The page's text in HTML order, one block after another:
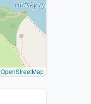
OpenStreetMap